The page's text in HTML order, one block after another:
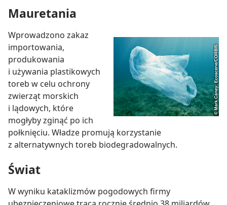
Mauretania
Wprowadzono zakaz
importowania,
produkowania
i używania plastikowych
toreb w celu ochrony
zwierząt morskich
i lądowych, które
mogłyby zginąć po ich
połknięciu. Władze promują korzystanie
z alternatywnych toreb biodegradowalnych.
Świat
W wyniku kataklizmów pogodowych firmy